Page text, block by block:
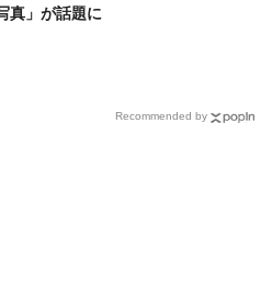
真」が話題に
Recommended by